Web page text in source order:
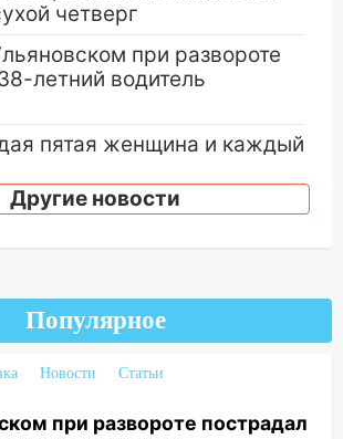
четверг
при развороте
летний водитель
пятая женщина и каждый
в мире сталкиваются с
врач рассказал, чем может
облысение и как с этим
творческой энергии и
исправить старые
погоды на 7 августа в
Другие новости
Популярное
Новости
Статьи
при развороте пострадал